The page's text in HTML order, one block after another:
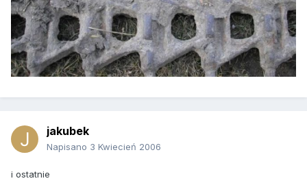
jakubek
Napisano 3 Kwiecień 2006
i ostatnie